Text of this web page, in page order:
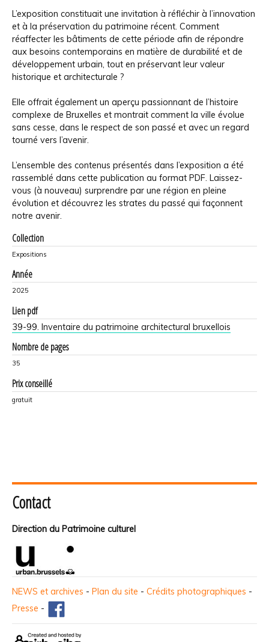
L’exposition constituait une invitation à réfléchir à l’innovation
et à la préservation du patrimoine récent. Comment
réaffecter les bâtiments de cette période afin de répondre
aux besoins contemporains en matière de durabilité et de
développement urbain, tout en préservant leur valeur
historique et architecturale ?
Elle offrait également un aperçu passionnant de l’histoire
complexe de Bruxelles et montrait comment la ville évolue
sans cesse, dans le respect de son passé et avec un regard
tourné vers l’avenir.
L’ensemble des contenus présentés dans l’exposition a été
rassemblé dans cette publication au format PDF. Laissez-
vous (à nouveau) surprendre par une région en pleine
évolution et découvrez les strates du passé qui façonnent
notre avenir.
Collection
Expositions
Année
2025
Lien pdf
39-99. Inventaire du patrimoine architectural bruxellois
Nombre de pages
35
Prix conseillé
gratuit
Contact
Direction du Patrimoine culturel
NEWS et archives - Plan du site - Crédits photographiques -
Presse -